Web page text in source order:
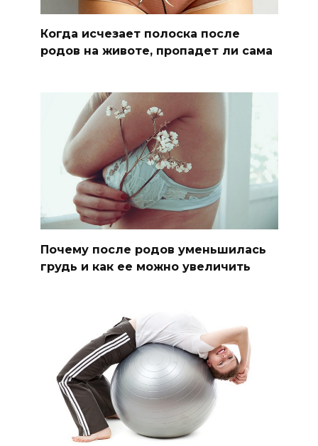
Когда исчезает полоска после
родов на животе, пропадет ли сама
Почему после родов уменьшилась
грудь и как ее можно увеличить